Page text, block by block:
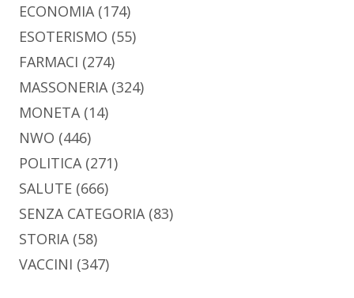
ECONOMIA (174)
ESOTERISMO (55)
FARMACI (274)
MASSONERIA (324)
MONETA (14)
NWO (446)
POLITICA (271)
SALUTE (666)
SENZA CATEGORIA (83)
STORIA (58)
VACCINI (347)